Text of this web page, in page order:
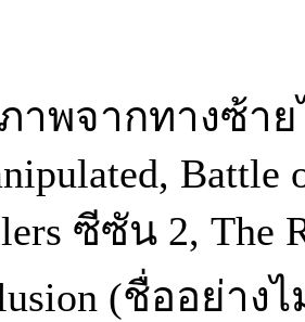
าพจากทางซ้าย
Battle
ซีซัน 2, The
(ชื่ออย่างไ